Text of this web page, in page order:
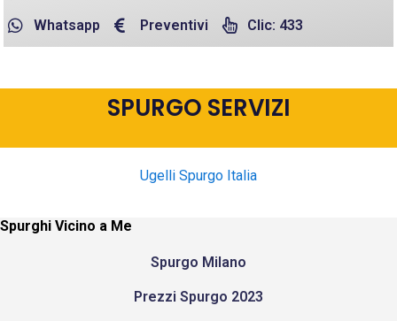
Whatsapp Preventivi Clic: 433
SPURGO SERVIZI
Ugelli Spurgo Italia
Spurghi Vicino a Me
Spurgo Milano
Prezzi Spurgo 2023